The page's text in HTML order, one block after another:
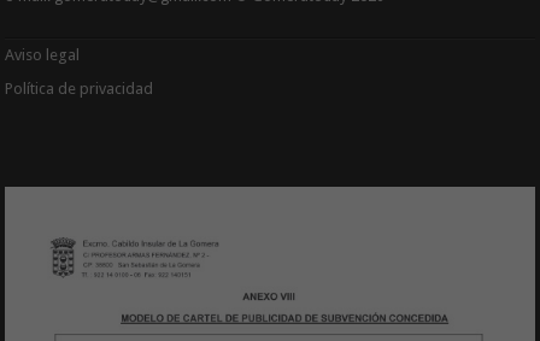
Aviso legal
Política de privacidad